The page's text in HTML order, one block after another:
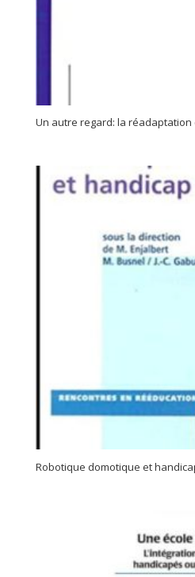
Un autre regard: la
Robotique domotique et